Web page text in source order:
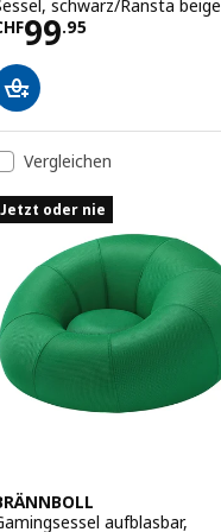
schwarz/Ransta beige
99.95
CHF 99.95
Vergleichen
Jetzt oder nie
aufblasbar,